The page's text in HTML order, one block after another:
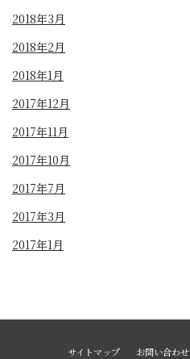
2018年3月
2018年2月
2018年1月
2017年12月
2017年11月
2017年10月
2017年7月
2017年3月
2017年1月
サイトマップ お問い合わせ